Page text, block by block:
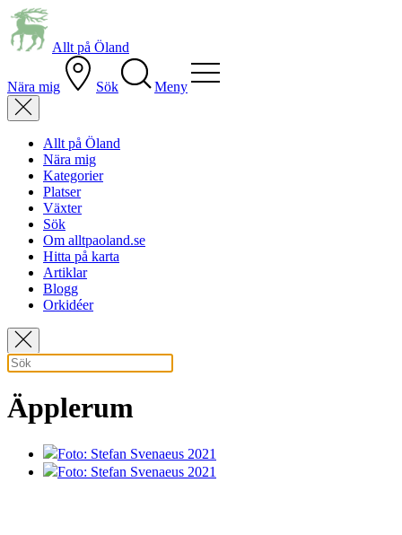
Allt på Öland
Nära mig Sök Meny
Allt på Öland
Nära mig
Kategorier
Platser
Växter
Sök
Om alltpaoland.se
Hitta på karta
Artiklar
Blogg
Orkidéer
Äpplerum
Foto: Stefan Svenaeus 2021
Foto: Stefan Svenaeus 2021